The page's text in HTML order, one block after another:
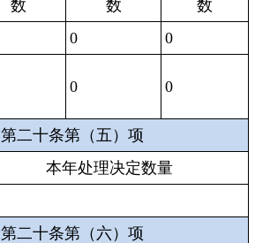
数 数
数
0
0
0 0
第二十条第（五）项
本年处理决定数量
第二十条第（六）项